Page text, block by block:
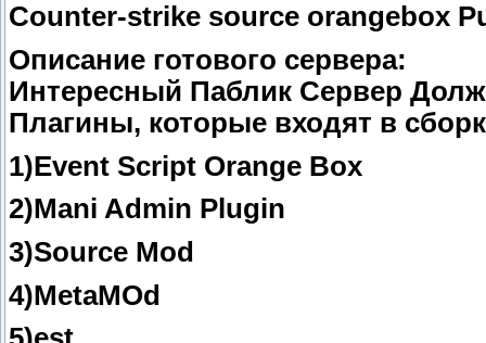
Counter-strike source orangebox
Описание готового сервера:
Интересный Паблик Сервер
Плагины, которые входят в
1)Event Script Orange Box
2)Mani Admin Plugin
3)Source Mod
4)MetaMOd